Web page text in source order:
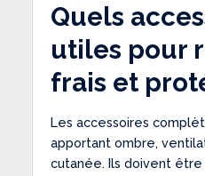
Quels
utiles pour
frais et
Les accessoires
apportant ombre,
cutanée. Ils doivent être